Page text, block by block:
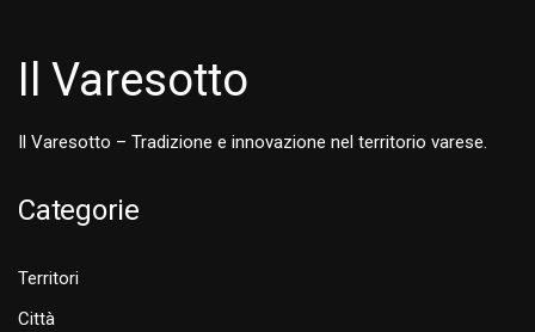
Il Varesotto
Il Varesotto – Tradizione e innovazione nel territorio varese.
Categorie
Territori
Città